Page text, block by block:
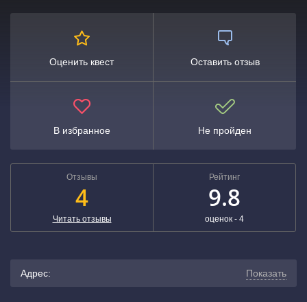
Оценить квест Оставить отзыв
В избранное Не пройден
Отзывы
4
Читать отзывы
Рейтинг
9.8
оценок - 4
Адрес: Показать